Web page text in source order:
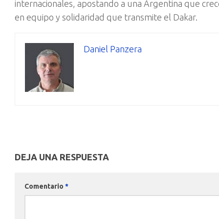
internacionales, apostando a una Argentina que
en equipo y solidaridad que transmite el Dakar.
Daniel Panzera
DEJA UNA RESPUESTA
Comentario *